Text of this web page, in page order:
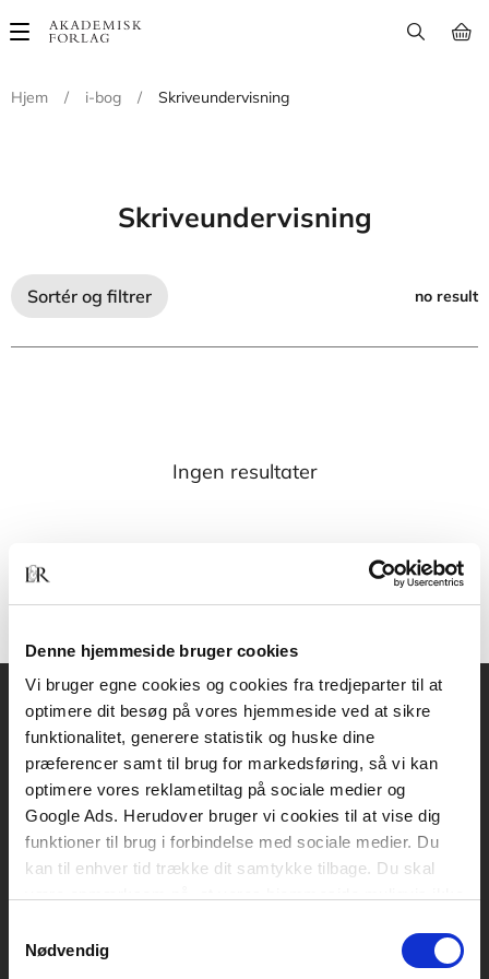
Denne hjemmeside bruger cookies
Vi bruger egne cookies og cookies fra tredjeparter til at
optimere dit besøg på vores hjemmeside ved at sikre
funktionalitet, generere statistik og huske dine
præferencer samt til brug for markedsføring, så vi kan
optimere vores reklametiltag på sociale medier og
Google Ads. Herudover bruger vi cookies til at vise dig
funktioner til brug i forbindelse med sociale medier. Du
kan til enhver tid trække dit samtykke tilbage. Du skal
tilbagetrækker et samtykke.
Nødvendig
Main
Hjem
/ i-bog / Skriveundervisning
Skriveundervisning
Sortér og filtrer no result
Ingen resultater
Akademisk Forlag
Vognmagergade 11
1120 København K
CVR 76351910
Kontakt kundeservice